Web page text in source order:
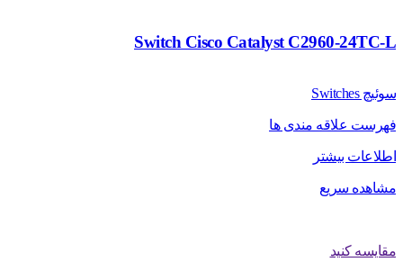
Switch Cisco Catalyst C2960-24TC-L
سوئیچ Switches
فهرست علاقه مندی ها
اطلاعات بیشتر
مشاهده سریع
مقایسه کنید